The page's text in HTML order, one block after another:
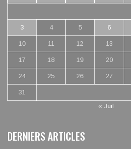
3 4 5 6
10 11 12 13
17 18 19 20
24 25 26 27
31
« Juil
DERNIERS ARTICLES